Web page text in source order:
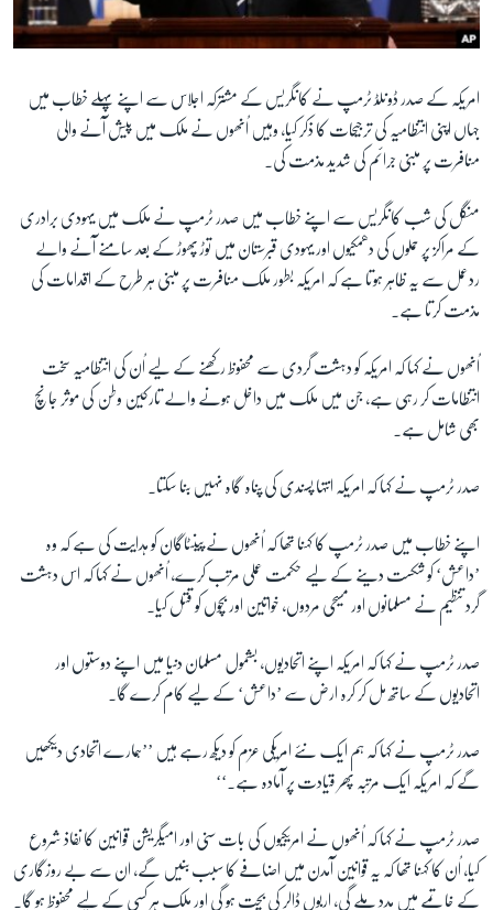
آرٹ
سائنس و ٹیکنالوجی
صحت
دلچسپ و عجیب
ویڈیوز
آڈیو
اسپیشل کوریج
Learning English
زبان
امریکہ کے صدر ڈونلڈ ٹرمپ نے کانگریس کے مشترکہ اجلاس سے اپنے پہلے خطاب میں
جہاں اپنی انتظامیہ کی ترجیحات کا ذکر کیا، وہیں اُنھوں نے ملک میں پیش آنے والی
منافرت پر مبنی جرائم کی شدید مذمت کی۔
منگل کی شب کانگریس سے اپنے خطاب میں صدر ٹرمپ نے ملک میں یہودی برادری
کے مراکز پر حملوں کی دھمکیوں اور یہودی قبرستان میں توڑ پھوڑ کے بعد سامنے آنے والے
ردعمل سے یہ ظاہر ہوتا ہے کہ امریکہ بطور ملک منافرت پر مبنی ہر طرح کے اقدامات کی
مذمت کرتا ہے۔
اُنھوں نے کہا کہ امریکہ کو دہشت گردی سے محفوظ رکھنے کے لیے اُن کی انتظامیہ سخت
انتظامات کر رہی ہے، جن میں ملک میں داخل ہونے والے تارکین وطن کی موثر جانچ
بھی شامل ہے۔
صدر ٹرمپ نے کہا کہ امریکہ انتہا پسندی کی پناہ گاہ نہیں بنا سکتا۔
اپنے خطاب میں صدر ٹرمپ کا کہنا تھا کہ اُنھوں نے پینٹاگان کو ہدایت کی ہے کہ وہ
’داعش‘ کو شکست دینے کے لیے حکمت عملی مرتب کرے، اُنھوں نے کہا کہ اس دہشت
گرد تنظیم نے مسلمانوں اور مسیحی مردوں، خواتین اور بچوں کو قتل کیا۔
صدر ٹرمپ نے کہا کہ امریکہ اپنے اتحادیوں، بشمول مسلمان دنیا میں اپنے دوستوں اور
اتحادیوں کے ساتھ مل کر کرہ ارض سے ’داعش‘ کے لیے کام کرے گا۔
صدر ٹرمپ نے کہا کہ ہم ایک نئے امریکی عزم کو دیکھ رہے ہیں ’’ہمارے اتحادی دیکھیں
گے کہ امریکہ ایک مرتبہ پھر قیادت پر آمادہ ہے۔‘‘
صدر ٹرمپ نے کہا کہ اُنھوں نے امریکیوں کی بات سنی اور امیگریشن قوانین کا نفاذ شروع
کیا، اُن کا کہنا تھا کہ یہ قوانین آمدن میں اضافے کا سبب بنیں گے، ان سے بے روزگاری
کے خاتمے میں مدد ملے گی، اربوں ڈالر کی بچت ہو گی اور ملک ہر کسی کے لیے محفوظ ہو گا۔